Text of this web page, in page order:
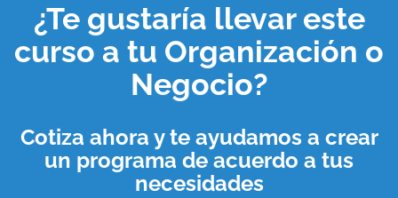
¿Te gustaría llevar este
curso a tu Organización o
Negocio?
Cotiza ahora y te ayudamos a crear
un programa de acuerdo a tus
necesidades